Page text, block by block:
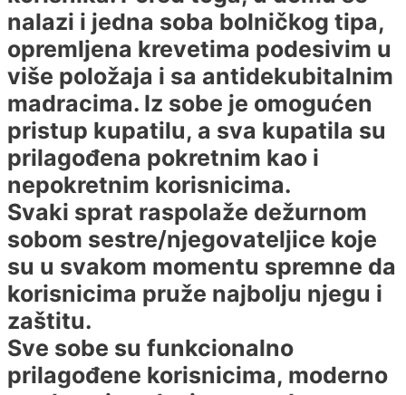
nalazi i jedna soba bolničkog tipa,
opremljena krevetima podesivim u
više položaja i sa antidekubitalnim
madracima. Iz sobe je omogućen
pristup kupatilu, a sva kupatila su
prilagođena pokretnim kao i
nepokretnim korisnicima.
Svaki sprat raspolaže dežurnom
sobom sestre/njegovateljice koje
su u svakom momentu spremne da
korisnicima pruže najbolju njegu i
zaštitu.
Sve sobe su funkcionalno
prilagođene korisnicima, moderno